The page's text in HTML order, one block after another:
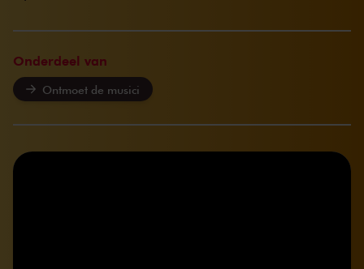
Onderdeel van
Ontmoet de musici